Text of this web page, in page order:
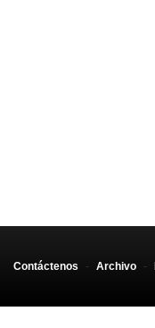
Contáctenos - Archivo -